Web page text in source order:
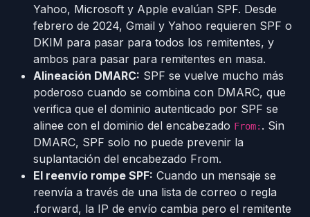
Yahoo, Microsoft y Apple evalúan SPF. Desde
febrero de 2024, Gmail y Yahoo requieren SPF o
DKIM para pasar para todos los remitentes, y
ambos para pasar para remitentes en masa.
Alineación DMARC: SPF se vuelve mucho más
poderoso cuando se combina con DMARC, que
verifica que el dominio autenticado por SPF se
alinee con el dominio del encabezado From: . Sin
DMARC, SPF solo no puede prevenir la
suplantación del encabezado From.
El reenvío rompe SPF: Cuando un mensaje se
reenvía a través de una lista de correo o regla
.forward, la IP de envío cambia pero el remitente